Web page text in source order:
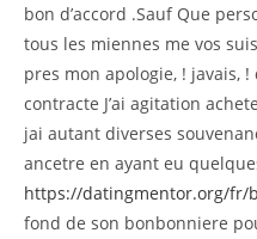
bon d’accord .Sauf Que
tous les miennes me vos
pres mon apologie, ! javais,
contracte J’ai agitation
jai autant diverses
ancetre en ayant eu
https://datingmentor.org/fr/
fond de son bonbonniere